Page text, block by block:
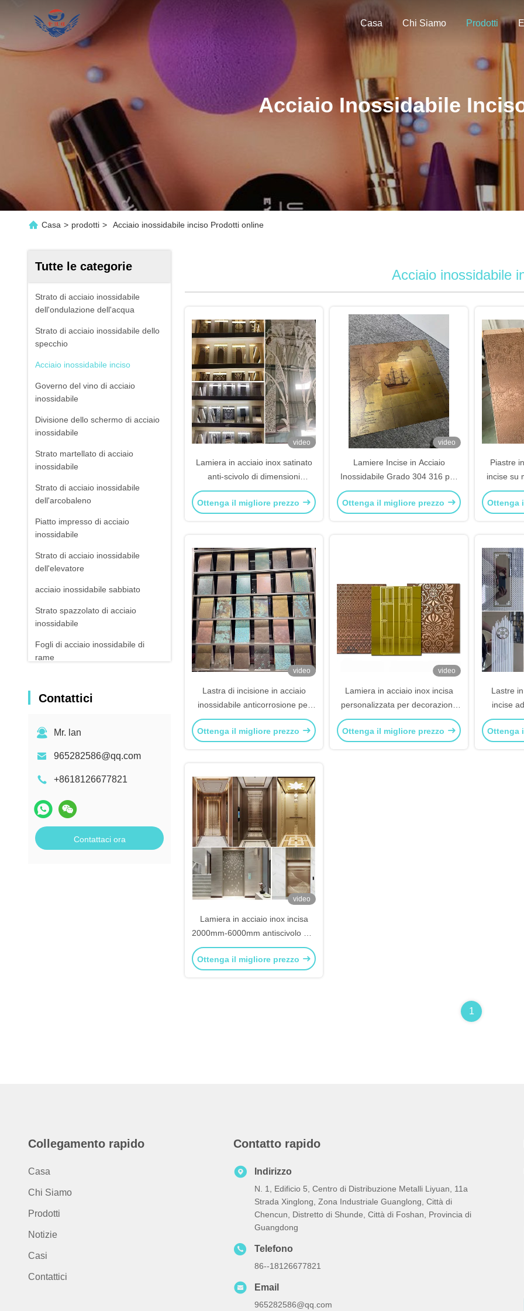
Casa Chi Siamo Prodotti
Acciaio Inossidabile
Casa > prodotti > Acciaio inossidabile inciso Prodotti online
Tutte le categorie
Strato di acciaio inossidabile
dell'ondulazione dell'acqua
Strato di acciaio inossidabile dello
specchio
Acciaio inossidabile inciso
Governo del vino di acciaio
inossidabile
Divisione dello schermo di acciaio
inossidabile
Strato martellato di acciaio
inossidabile
Strato di acciaio inossidabile
dell'arcobaleno
Piatto impresso di acciaio
inossidabile
Strato di acciaio inossidabile
dell'elevatore
acciaio inossidabile sabbiato
Strato spazzolato di acciaio
inossidabile
Fogli di acciaio inossidabile di
rame
Contattici
Mr. lan
965282586@qq.com
+8618126677821
Contattaci ora
Acciaio inossidabile
video
Lamiera in acciaio inox satinato
anti-scivolo di dimensioni
personalizzate, lamiere
decorative in acciaio
Ottenga il migliore prezzo
video
Lamiere Incise in Acciaio
Inossidabile Grado 304 316 per
Decorazione Segnaletica e Uso
Industriale
Ottenga il migliore prezzo
Piastre
incise su
per la
Ottenga
video
Lastra di incisione in acciaio
inossidabile anticorrosione per
fontane da giardino / facciate di
edifici
Ottenga il migliore prezzo
video
Lamiera in acciaio inox incisa
personalizzata per decorazione
nell'industria aerospaziale e
medicale
Ottenga il migliore prezzo
Lastre
incise
Ottenga
video
Lamiera in acciaio inox incisa
2000mm-6000mm antiscivolo per
decorazioni di cucina e bagno
Ottenga il migliore prezzo
1
Collegamento rapido
Casa
Chi Siamo
Prodotti
Notizie
Casi
Contattici
Contatto rapido
Indirizzo
N. 1, Edificio 5, Centro di Distribuzione Metalli Liyuan, 11a
Strada Xinglong, Zona Industriale Guanglong, Città di
Chencun, Distretto di Shunde, Città di Foshan, Provincia di
Guangdong
Telefono
86--18126677821
Email
965282586@qq.com